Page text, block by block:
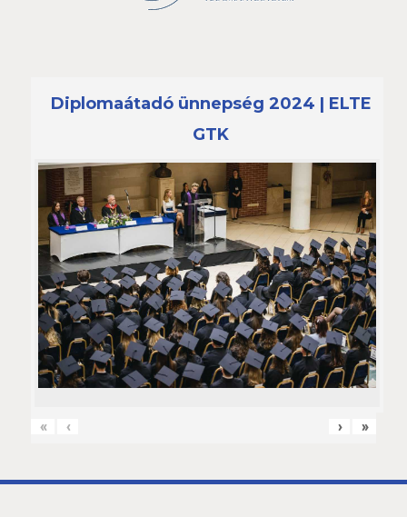
Diplomaátadó ünnepség 2024 | ELTE
GTK
« ‹ › »